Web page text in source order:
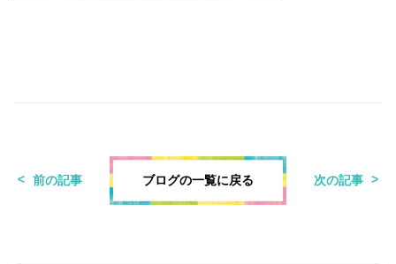
前の記事 ブログの一覧に戻る 次の記事